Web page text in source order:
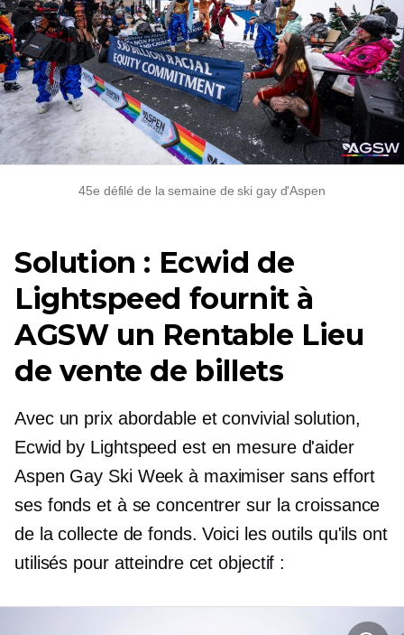
45e défilé de la semaine de ski gay d'Aspen
Solution : Ecwid de
Lightspeed fournit à
AGSW un Rentable Lieu
de vente de billets
Avec un prix abordable etconvivial solution,
Ecwid by Lightspeed est en mesure d'aider
Aspen Gay Ski Week à maximiser sans effort
ses fonds et à se concentrer sur la croissance
de la collecte de fonds. Voici les outils qu'ils ont
utilisés pour atteindre cet objectif :